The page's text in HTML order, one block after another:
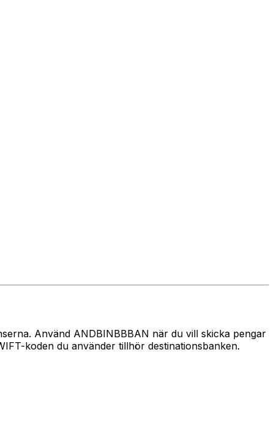
Använd ANDBINBBBAN när du vill skicka pengar
koden du använder tillhör destinationsbanken.